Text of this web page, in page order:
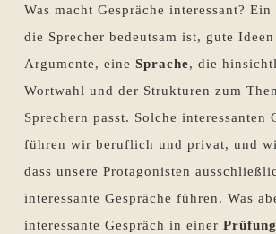
Was macht Gespräche interessant? Ein
die Sprecher bedeutsam ist, gute Ideen
Argumente, eine Sprache, die
Wortwahl und der Strukturen zum
Sprechern passt. Solche interessanten
führen wir beruflich und privat, und
dass unsere Protagonisten
interessante Gespräche führen. Was
interessante Gespräch in einer Prüfung